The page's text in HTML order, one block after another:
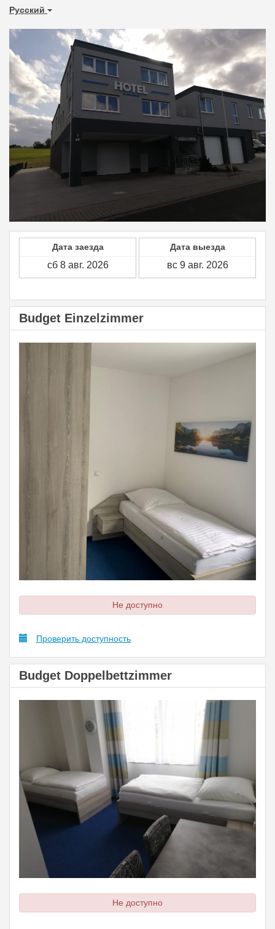
Pусский
Дата заезда Дата выезда
Budget Einzelzimmer
Не доступно
Проверить доступность
Budget Doppelbettzimmer
Не доступно